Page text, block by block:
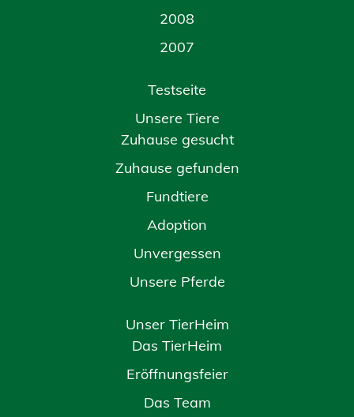
2008
2007
Testseite
Unsere Tiere
Zuhause gesucht
Zuhause gefunden
Fundtiere
Adoption
Unvergessen
Unsere Pferde
Unser TierHeim
Das TierHeim
Eröffnungsfeier
Das Team